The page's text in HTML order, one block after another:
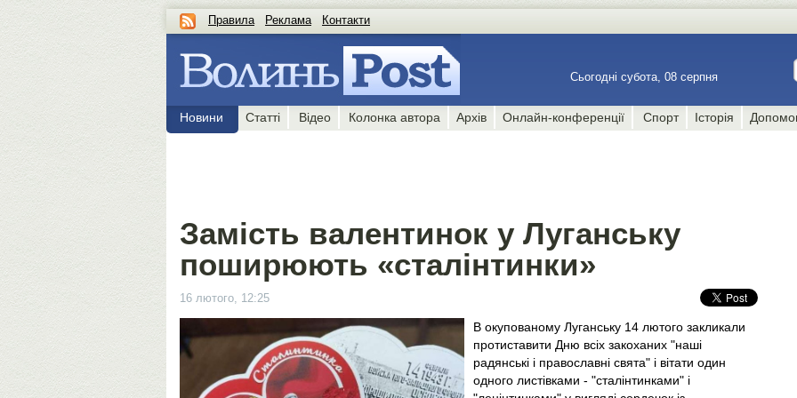
Правила Реклама Контакти
Сьогодні субота, 08 серпня
Новини Статті Відео Колонка автора Архів Онлайн-конференції Спорт Історія
Замість валентинок у Луганську
поширюють «сталінтинки»
16 лютого, 12:25
В окупованому Луганську 14 лютого закликали
протиставити Дню всіх закоханих "наші
радянські і православні свята" і вітати один
одного листівками - "сталінтинками" і